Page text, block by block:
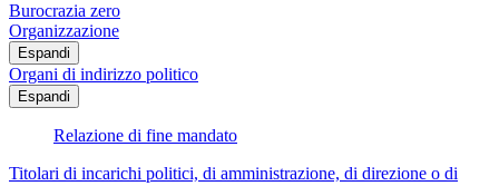
Burocrazia zero
Organizzazione
Espandi
Organi di indirizzo politico
Espandi
Relazione di fine mandato
Titolari di incarichi politici, di amministrazione, di direzione o di